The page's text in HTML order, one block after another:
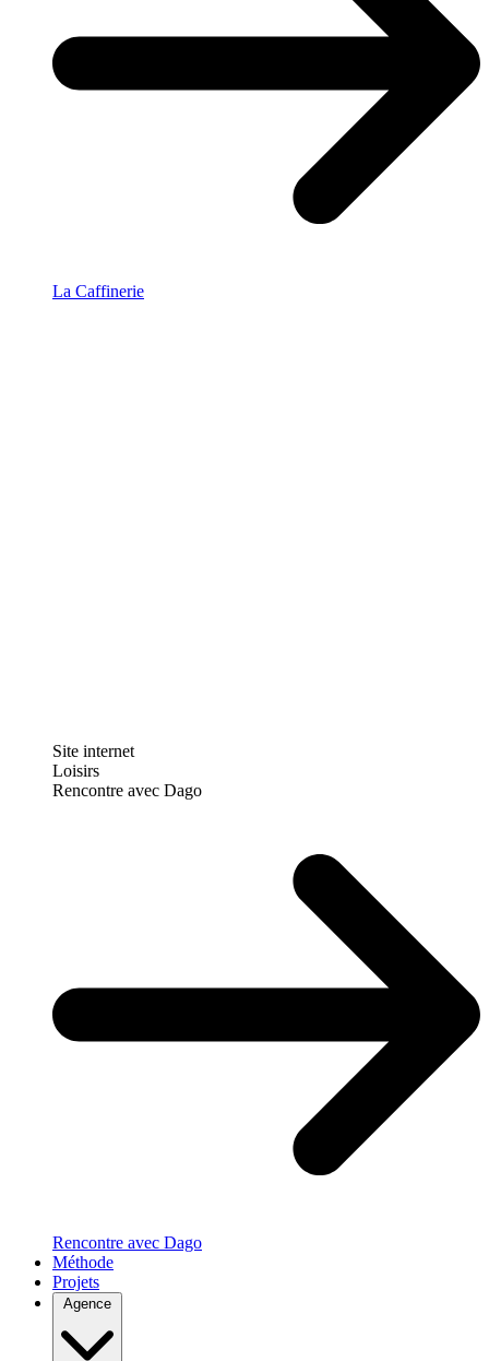
La Caffinerie
Site internet
Loisirs
Rencontre avec Dago
Rencontre avec Dago
Méthode
Projets
Agence